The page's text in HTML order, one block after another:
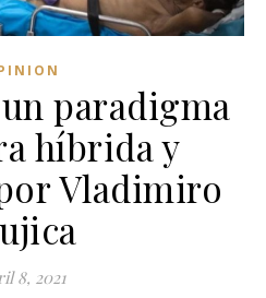
paradigma
híbrida y
Vladimiro
8, 2021